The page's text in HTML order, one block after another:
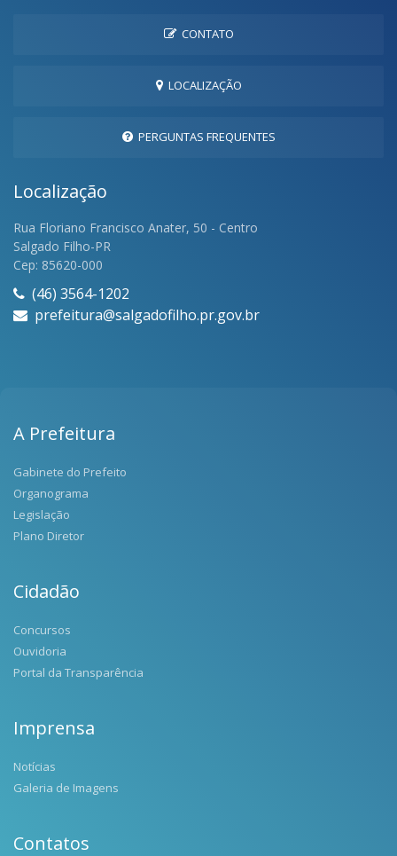
CONTATO
LOCALIZAÇÃO
PERGUNTAS FREQUENTES
Localização
Rua Floriano Francisco Anater, 50 - Centro
Salgado Filho-PR
Cep: 85620-000
(46) 3564-1202
prefeitura@salgadofilho.pr.gov.br
A Prefeitura
Gabinete do Prefeito
Organograma
Legislação
Plano Diretor
Cidadão
Concursos
Ouvidoria
Portal da Transparência
Imprensa
Notícias
Galeria de Imagens
Contatos